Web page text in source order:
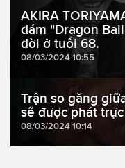
AKIRA
đám "Dragon
đời ở tuổi 68.
08/03/2024 10:55
Trận so găng
sẽ được phát
08/03/2024 10:14